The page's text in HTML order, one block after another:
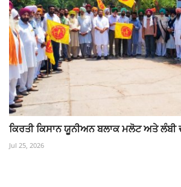
ਕਿਰਤੀ ਕਿਸਾਨ ਯੂਨੀਅਨ ਬਲਾਕ ਮਲੋਟ ਅਤੇ
Jul 25, 2026